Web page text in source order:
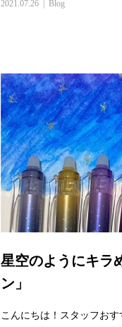
2021.07.26 Blog
星空のようにキラ
ン」
こんにちは！スタッフおす